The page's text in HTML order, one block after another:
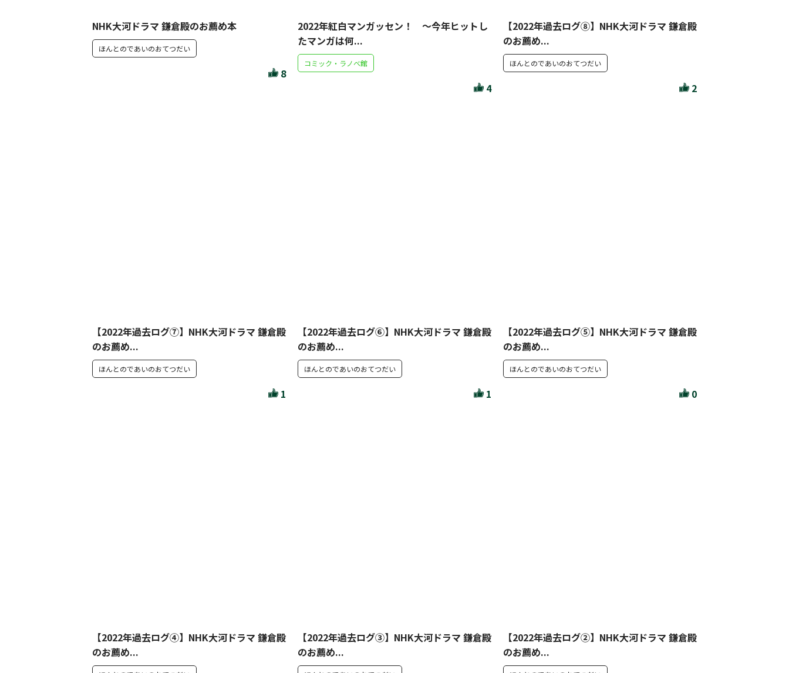
全て選択
NHK大河ドラマ 鎌倉殿のお薦め本
ほんとのであいのおてつだい
8
2022年紅白マンガッセン！ ～今年ヒットし
たマンガは何...
コミック・ラノベ館
4
【2022年過去ログ⑧】NHK大河ドラマ 鎌倉殿
のお薦め...
ほんとのであいのおてつだい
2
【2022年過去ログ⑦】NHK大河ドラマ 鎌倉殿
のお薦め...
ほんとのであいのおてつだい
1
【2022年過去ログ⑥】NHK大河ドラマ 鎌倉殿
のお薦め...
ほんとのであいのおてつだい
1
【2022年過去ログ⑤】NHK大河ドラマ 鎌倉殿
のお薦め...
ほんとのであいのおてつだい
0
【2022年過去ログ④】NHK大河ドラマ 鎌倉殿
のお薦め...
【2022年過去ログ③】NHK大河ドラマ 鎌倉殿
のお薦め...
【2022年過去ログ②】NHK大河ドラマ 鎌倉殿
のお薦め...